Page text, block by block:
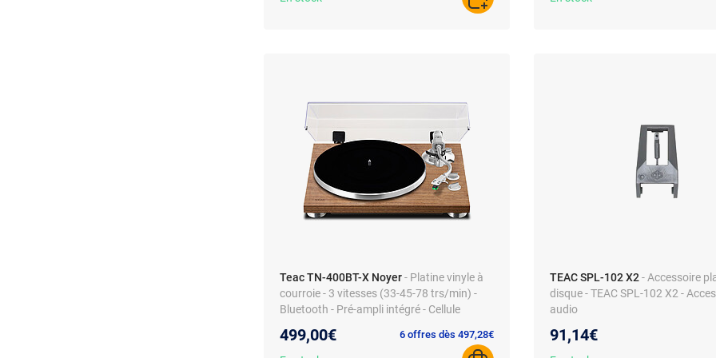
AJOUTER AU PANIER
Teac TN-400BT-X Noyer- Platine vinyle à
courroie - 3 vitesses (33-45-78 trs/min) -
Bluetooth - Pré-ampli intégré - Cellule
499,00€ 6 offres dès 497,28€
TEAC SPL-102 X2- Accessoire
disque - TEAC SPL-102 X2 -
audio
91,14€